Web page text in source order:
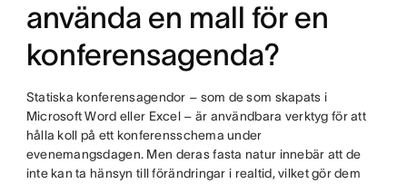
använda en mall för en
konferensagenda?
Statiska konferensagendor – som de som skapats i
Microsoft Word eller Excel – är användbara verktyg för att
hålla koll på ett konferensschema under
evenemangsdagen. Men deras fasta natur innebär att de
inte kan ta hänsyn till förändringar i realtid, vilket gör dem